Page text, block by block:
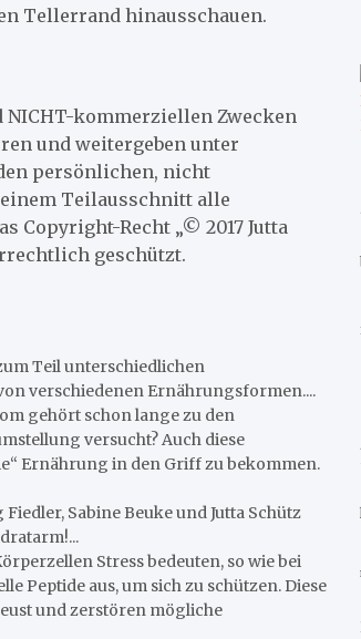
Tellerrand hinausschauen.
kommerziellen Zwecken
und weitergeben unter
persönlichen, nicht
Teilausschnitt alle
Copyright-Recht „© 2017 Jutta
geschützt.
Teil unterschiedlichen
verschiedenen Ernährungsformen....
gehört schon lange zu den
versucht? Auch diese
Ernährung in den Griff zu bekommen.
Sabine Beuke und Jutta Schütz
Stress bedeuten, so wie bei
Peptide aus, um sich zu schützen. Diese
und zerstören mögliche